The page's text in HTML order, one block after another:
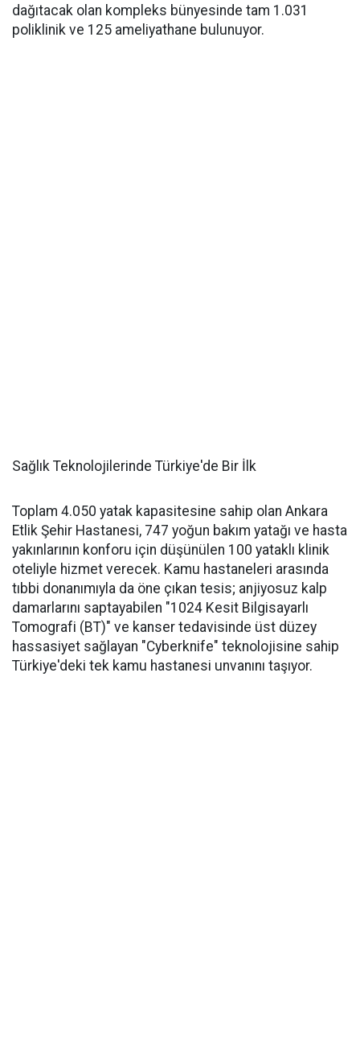
dağıtacak olan kompleks bünyesinde tam 1.031
poliklinik ve 125 ameliyathane bulunuyor.
Sağlık Teknolojilerinde Türkiye'de Bir İlk
Toplam 4.050 yatak kapasitesine sahip olan Ankara
Etlik Şehir Hastanesi, 747 yoğun bakım yatağı ve hasta
yakınlarının konforu için düşünülen 100 yataklı klinik
oteliyle hizmet verecek. Kamu hastaneleri arasında
tıbbi donanımıyla da öne çıkan tesis; anjiyosuz kalp
damarlarını saptayabilen "1024 Kesit Bilgisayarlı
Tomografi (BT)" ve kanser tedavisinde üst düzey
hassasiyet sağlayan "Cyberknife" teknolojisine sahip
Türkiye'deki tek kamu hastanesi unvanını taşıyor.